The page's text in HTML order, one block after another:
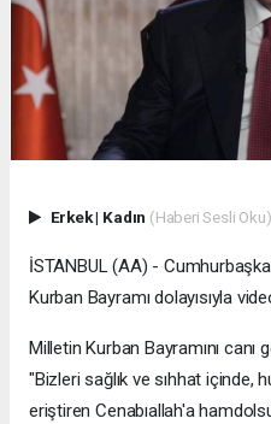
Erkek| Kadın (Haberi Sesli Oku)
İSTANBUL (AA) -
Kurban Bayramı dolayısıyla
Milletin Kurban Bayramını
"Bizleri sağlık ve sıhhat içinde,
eriştiren Cenabıallah'a